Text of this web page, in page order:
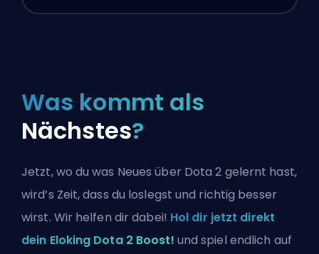
Was kommt als
Nächstes?
Jetzt, wo du was Neues über Dota 2 gelernt hast,
wird’s Zeit, dass du loslegst und richtig besser
wirst. Wir helfen dir dabei! Hol dir jetzt direkt
dein Eloking Dota 2 Boost! und spiel endlich auf